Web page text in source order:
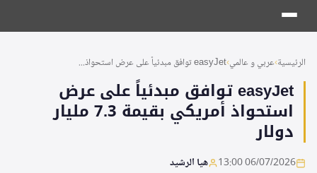
الرئيسية›عربي و عالمي›easyJet توافق مبدئياً على عرض استحواذ...
easyJet توافق مبدئياً على عرض
استحواذ أمريكي بقيمة 7.3 مليار
دولار
06/07/2026 13:00 هيا الرشيد